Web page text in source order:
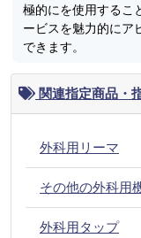
極的にを使用するこ
ービスを魅力的にア
できます。
関連指定商品・
外科用リーマ
その他の外科用
外科用タップ